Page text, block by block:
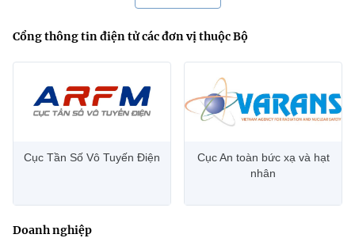
Cổng thông tin điện tử các đơn vị thuộc Bộ
Cục Tần Số Vô Tuyến Điện
Cục An toàn bức xạ và hạt
nhân
Doanh nghiệp